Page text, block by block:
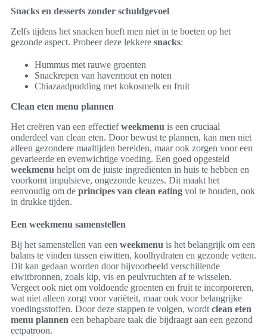
Snacks en desserts zonder schuldgevoel
Zelfs tijdens het snacken hoeft men niet in te boeten op het
gezonde aspect. Probeer deze lekkere snacks:
Hummus met rauwe groenten
Snackrepen van havermout en noten
Chiazaadpudding met kokosmelk en fruit
Clean eten menu plannen
Het creëren van een effectiefweekmenu is een cruciaal
onderdeel van clean eten. Door bewust te plannen, kan men niet
alleen gezondere maaltijden bereiden, maar ook zorgen voor een
gevarieerde en evenwichtige voeding. Een goed opgesteld
weekmenu helpt om de juiste ingrediënten in huis te hebben en
voorkomt impulsieve, ongezonde keuzes. Dit maakt het
eenvoudig om de principes van clean eating vol te houden, ook
in drukke tijden.
Een weekmenu samenstellen
Bij het samenstellen van een weekmenu is het belangrijk om een
balans te vinden tussen eiwitten, koolhydraten en gezonde vetten.
Dit kan gedaan worden door bijvoorbeeld verschillende
eiwitbronnen, zoals kip, vis en peulvruchten af te wisselen.
Vergeet ook niet om voldoende groenten en fruit te incorporeren,
wat niet alleen zorgt voor variëteit, maar ook voor belangrijke
voedingsstoffen. Door deze stappen te volgen, wordt clean eten
menu plannen een behapbare taak die bijdraagt aan een gezond
eetpatroon.